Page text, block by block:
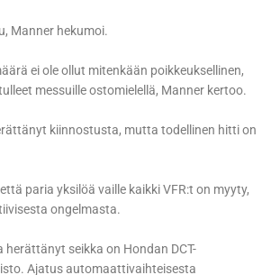
Manner hekumoi.
ei ole ollut mitenkään poikkeuksellinen,
messuille ostomielellä, Manner kertoo.
kiinnostusta, mutta todellinen hitti on
paria yksilöä vaille kaikki VFR:t on myyty,
ongelmasta.
herättänyt seikka on Hondan DCT-
Ajatus automaattivaihteisesta